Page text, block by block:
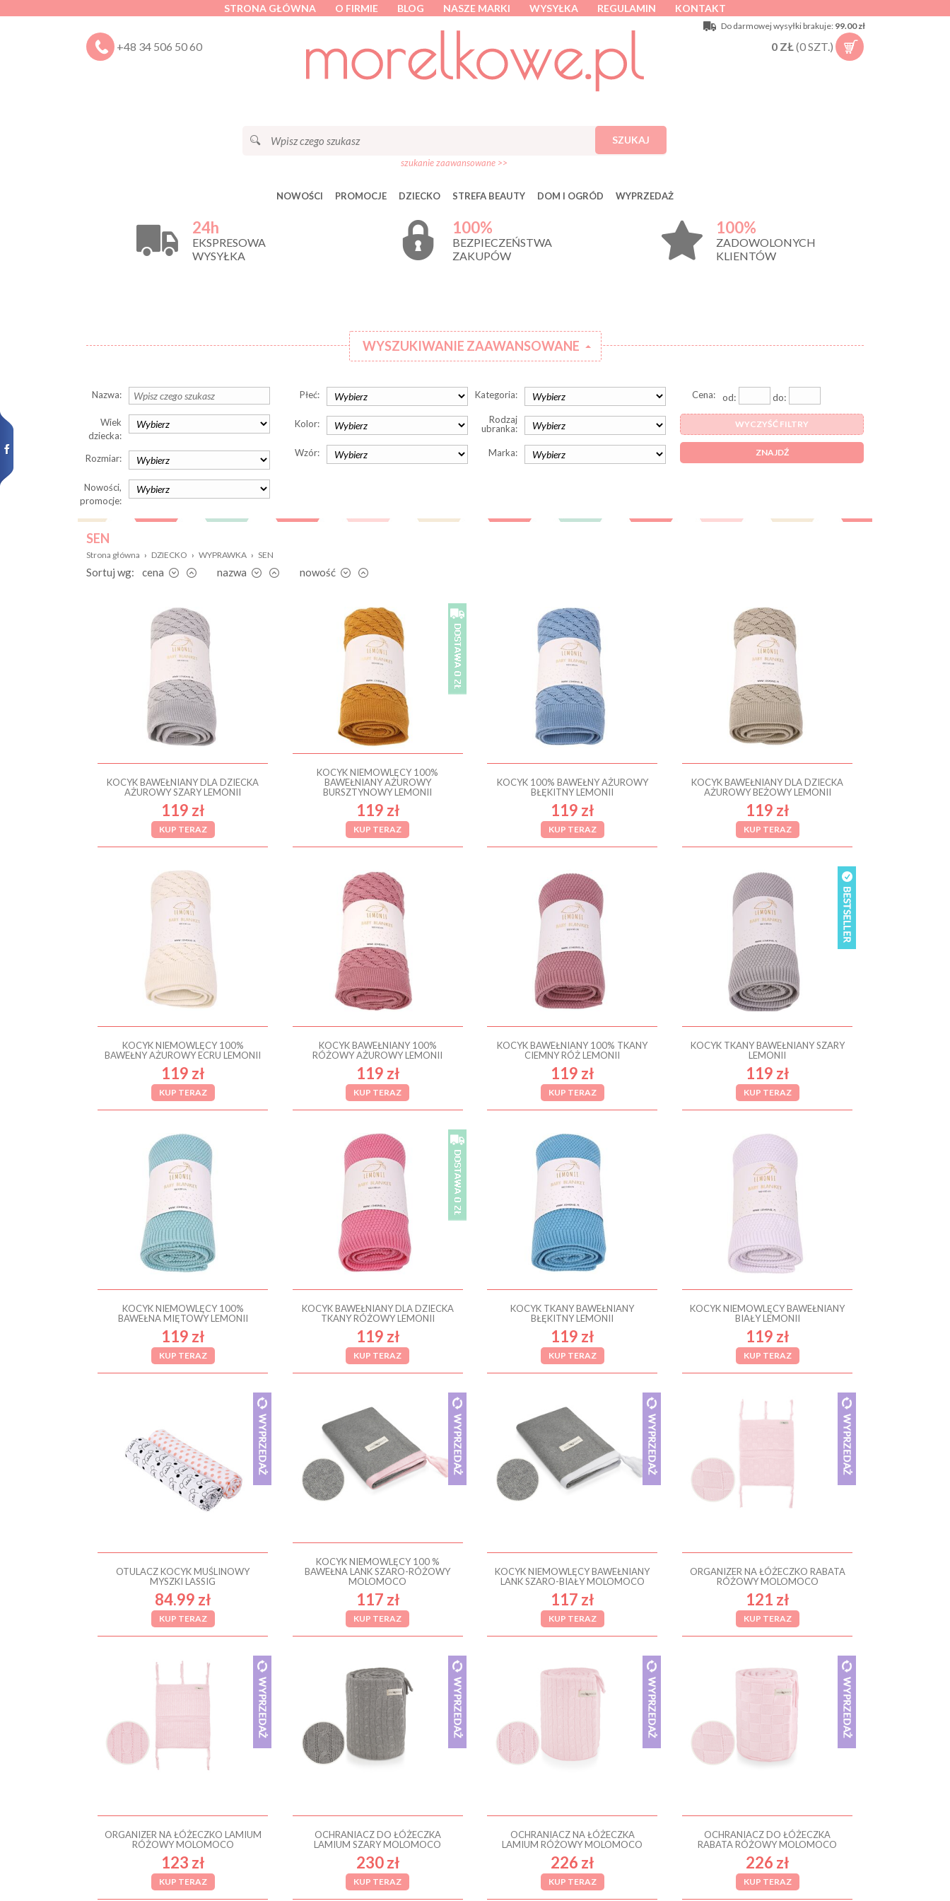
STRONA GŁÓWNA O FIRMIE BLOG NASZE MARKI WYSYŁKA REGULAMIN KONTAKT
+48 34 506 50 60
Do darmowej wysyłki brakuje: 99.00 zł
0 ZŁ(0SZT.)
SZUKAJ
szukanie zaawansowane >>
NOWOŚCI PROMOCJE DZIECKO STREFA BEAUTY DOM I OGRÓD WYPRZEDAŻ
24h
EKSPRESOWA
WYSYŁKA
100%
BEZPIECZEŃSTWA
ZAKUPÓW
100%
ZADOWOLONYCH
KLIENTÓW
WYSZUKIWANIE ZAAWANSOWANE
Nazwa:
Wiek
dziecka:
Rozmiar:
Nowości,
promocje:
Płeć:
Kolor:
Wzór:
Kategoria:
Rodzaj
ubranka:
Marka:
Cena: od: do:
WYCZYŚĆ FILTRY
ZNAJDŹ
SEN
Strona główna › DZIECKO › WYPRAWKA › SEN
Sortuj wg: cena nazwa nowość
KOCYK BAWEŁNIANY DLA DZIECKA
AŻUROWY SZARY LEMONII
119 zł
KUP TERAZ
KOCYK NIEMOWLĘCY 100%
BAWEŁNIANY AŻUROWY
BURSZTYNOWY LEMONII
119 zł
KUP TERAZ
KOCYK 100% BAWEŁNY AŻUROWY
BŁĘKITNY LEMONII
119 zł
KUP TERAZ
KOCYK BAWEŁNIANY DLA DZIECKA
AŻUROWY BEŻOWY LEMONII
119 zł
KUP TERAZ
KOCYK NIEMOWLĘCY 100%
BAWEŁNY AŻUROWY ECRU LEMONII
119 zł
KUP TERAZ
KOCYK BAWEŁNIANY 100%
RÓŻOWY AŻUROWY LEMONII
119 zł
KUP TERAZ
KOCYK BAWEŁNIANY 100% TKANY
CIEMNY RÓŻ LEMONII
119 zł
KUP TERAZ
KOCYK TKANY BAWEŁNIANY SZARY
LEMONII
119 zł
KUP TERAZ
KOCYK NIEMOWLĘCY 100%
BAWEŁNA MIĘTOWY LEMONII
119 zł
KUP TERAZ
KOCYK BAWEŁNIANY DLA DZIECKA
TKANY RÓŻOWY LEMONII
119 zł
KUP TERAZ
KOCYK TKANY BAWEŁNIANY
BŁĘKITNY LEMONII
119 zł
KUP TERAZ
KOCYK NIEMOWLĘCY BAWEŁNIANY
BIAŁY LEMONII
119 zł
KUP TERAZ
OTULACZ KOCYK MUŚLINOWY
MYSZKI LASSIG
84.99 zł
KUP TERAZ
KOCYK NIEMOWLĘCY 100 %
BAWEŁNA LANK SZARO-RÓŻOWY
MOLOMOCO
117 zł
KUP TERAZ
KOCYK NIEMOWLĘCY BAWEŁNIANY
LANK SZARO-BIAŁY MOLOMOCO
117 zł
KUP TERAZ
ORGANIZER NA ŁÓŻECZKO RABATA
RÓŻOWY MOLOMOCO
121 zł
KUP TERAZ
ORGANIZER NA ŁÓŻECZKO LAMIUM
RÓŻOWY MOLOMOCO
123 zł
KUP TERAZ
OCHRANIACZ DO ŁÓŻECZKA
LAMIUM SZARY MOLOMOCO
230 zł
KUP TERAZ
OCHRANIACZ NA ŁÓŻECZKA
LAMIUM RÓŻOWY MOLOMOCO
226 zł
KUP TERAZ
OCHRANIACZ DO ŁÓŻECZKA
RABATA RÓŻOWY MOLOMOCO
226 zł
KUP TERAZ